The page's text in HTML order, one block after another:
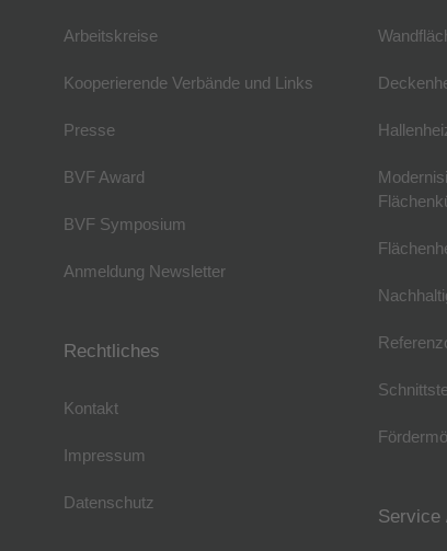
Arbeitskreise
Kooperierende Verbände und Links
Presse
BVF Award
BVF Symposium
Anmeldung Newsletter
Rechtliches
Kontakt
Impressum
Datenschutz
Service